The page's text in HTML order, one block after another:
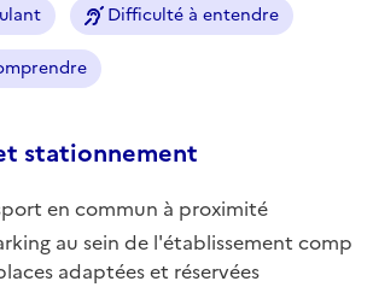
Difficulté à entendre
stationnement
en commun à proximité
au sein de l'établissement comp
adaptées et réservées